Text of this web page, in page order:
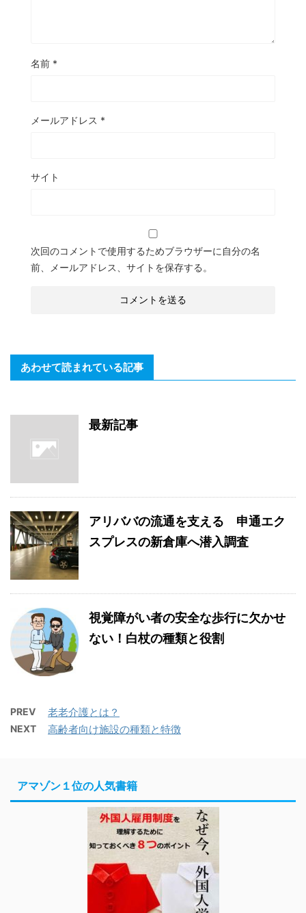
名前 *
メールアドレス *
サイト
次回のコメントで使用するためブラウザーに自分の名
前、メールアドレス、サイトを保存する。
あわせて読まれている記事
最新記事
アリババの流通を支える 申通エク
スプレスの新倉庫へ潜入調査
視覚障がい者の安全な歩行に欠かせ
ない！白杖の種類と役割
PREV 老老介護とは？
NEXT 高齢者向け施設の種類と特徴
アマゾン１位の人気書籍